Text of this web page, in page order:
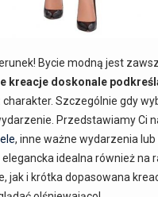
Bycie modną jest
kreacje doskonale
Szczególnie gdy
Przedstawiamy Ci
, inne ważne wydarzenia lub
elegancka idealna również na
jak i krótka dopasowana